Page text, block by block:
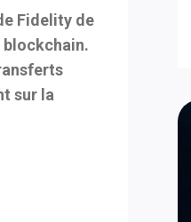
Fidelity de
blockchain.
sur la